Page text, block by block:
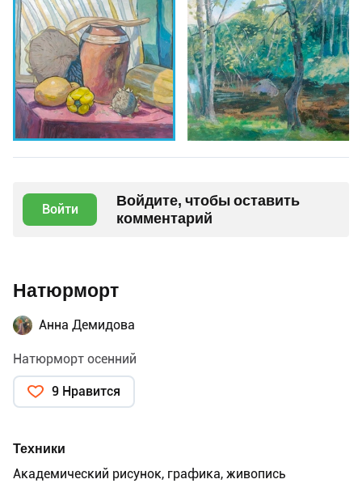
Войти
Войдите, чтобы оставить
комментарий
Натюрморт
Анна Демидова
Натюрморт осенний
9 Нравится
Техники
Академический рисунок, графика, живопись